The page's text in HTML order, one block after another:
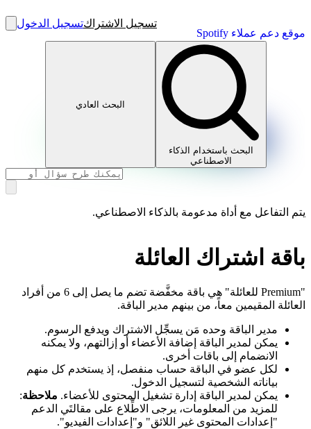
موقع دعم عملاء Spotify
تسجيل الاشتراكتسجيل الدخول
البحث باستخدام الذكاء
الاصطناعي
البحث العادي
يتم التفاعل مع أداة مدعومة بالذكاء الاصطناعي.
باقة اشتراك العائلة
"Premium للعائلة" هي باقة مخفَّضة تضم ما يصل إلى 6 من أفراد
العائلة المقيمين معاً، من بينهم مدير الباقة.
مدير الباقة وحده مَن يسجِّل الاشتراك ويدفع الرسوم.
يمكن لمدير الباقة إضافة الأعضاء أو إزالتهم، ولا يمكنه
الانضمام إلى باقات أخرى.
لكل عضو في الباقة حساب منفصل، إذ يستخدم كل منهم
بياناته الشخصية لتسجيل الدخول.
يمكن لمدير الباقة إدارة تشغيل المحتوى للأعضاء. ملاحظة:
للمزيد من المعلومات، يرجى الاطِّلاع على مقالتَي الدعم
"إعدادات المحتوى غير اللائق" و"إعدادات الفيديو".